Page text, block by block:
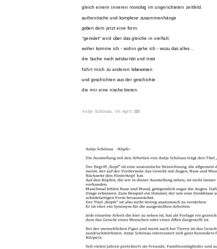
gleich einem inneren monolog im ungerichteten zeitfeld.
authentische und komplexe zusammenhänge
geben dem jetzt eine form.
“geredet” wird über das gleiche in vielfalt:
woher komme ich - wohin gehe ich - wozu das alles ..
die Suche nach solidarität und trost
führt mich zu anderen lebewesen
und geschichten aus der geschichte
die mir eine nische bieten.
Antje Schönau, im April 200
2